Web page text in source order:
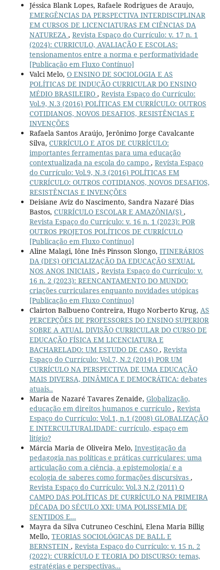
Jéssica Blank Lopes, Rafaele Rodrigues de Araujo,
EMERGÊNCIAS DA PERSPECTIVA INTERDISCIPLINAR
EM CURSOS DE LICENCIATURAS EM CIÊNCIAS DA
NATUREZA , Revista Espaço do Currículo: v. 17 n. 1
(2024): CURRICULO, AVALIAÇÃO E ESCOLAS:
tensionamentos entre a norma e performatividade
[Publicação em Fluxo Contínuo]
Valci Melo, O ENSINO DE SOCIOLOGIA E AS
POLÍTICAS DE INDUÇÃO CURRICULAR DO ENSINO
MÉDIO BRASILEIRO , Revista Espaço do Currículo:
Vol.9, N.3 (2016) POLÍTICAS EM CURRÍCULO: OUTROS
COTIDIANOS, NOVOS DESAFIOS, RESISTÊNCIAS E
INVENÇÕES
Rafaela Santos Araújo, Jerônimo Jorge Cavalcante
Silva, CURRÍCULO E ATOS DE CURRÍCULO:
importantes ferramentas para uma educação
contextualizada na escola do campo , Revista Espaço
do Currículo: Vol.9, N.3 (2016) POLÍTICAS EM
CURRÍCULO: OUTROS COTIDIANOS, NOVOS DESAFIOS,
RESISTÊNCIAS E INVENÇÕES
Deisiane Aviz do Nascimento, Sandra Nazaré Dias
Bastos, CURRÍCULO ESCOLAR E AMAZÔNIA(S) ,
Revista Espaço do Currículo: v. 16 n. 1 (2023): POR
OUTROS PROJETOS POLÍTICOS DE CURRÍCULO
[Publicação em Fluxo Contínuo]
Aline Malagi, Iône Inês Pinsson Slongo, ITINERÁRIOS
DA (DES) OFICIALIZAÇÃO DA EDUCAÇÃO SEXUAL
NOS ANOS INICIAIS , Revista Espaço do Currículo: v.
16 n. 2 (2023): REENCANTAMENTO DO MUNDO:
criações curriculares enquanto novidades utópicas
[Publicação em Fluxo Contínuo]
Clairton Balbueno Contreira, Hugo Norberto Krug, AS
PERCEPÇÕES DE PROFESSORES DO ENSINO SUPERIOR
SOBRE A ATUAL DIVISÃO CURRICULAR DO CURSO DE
EDUCAÇÃO FÍSICA EM LICENCIATURA E
BACHARELADO: UM ESTUDO DE CASO , Revista
Espaço do Currículo: Vol.7, N.2 (2014) POR UM
CURRÍCULO NA PERSPECTIVA DE UMA EDUCAÇÃO
MAIS DIVERSA, DINÂMICA E DEMOCRÁTICA: debates
atuais..
Maria de Nazaré Tavares Zenaide, Globalização,
educação em direitos humanos e currículo , Revista
Espaço do Currículo: Vol.1, n.1 (2008) GLOBALIZAÇÃO
E INTERCULTURALIDADE: currículo, espaço em
litígio?
Márcia Maria de Oliveira Melo, Investigação da
pedagogia nas políticas e práticas curriculares: uma
articulação com a ciência, a epistemologia/ e a
ecologia de saberes como formações discursivas ,
Revista Espaço do Currículo: Vol.3 N.2 (2011) O
CAMPO DAS POLÍTICAS DE CURRÍCULO NA PRIMEIRA
DÉCADA DO SÉCULO XXI: UMA POLISSEMIA DE
SENTIDOS E...
Mayra da Silva Cutruneo Ceschini, Elena Maria Billig
Mello, TEORIAS SOCIOLÓGICAS DE BALL E
BERNSTEIN , Revista Espaço do Currículo: v. 15 n. 2
(2022): CURRÍCULO E TEORIA DO DISCURSO: temas,
estratégias e perspectivas...